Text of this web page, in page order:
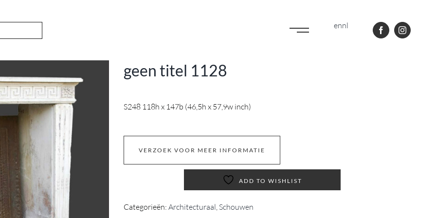
ennl
geen titel 1128
S248 118h x 147b (46,5h x 57,9w inch)
VERZOEK VOOR MEER INFORMATIE
ADD TO WISHLIST
Categorieën: Architecturaal, Schouwen